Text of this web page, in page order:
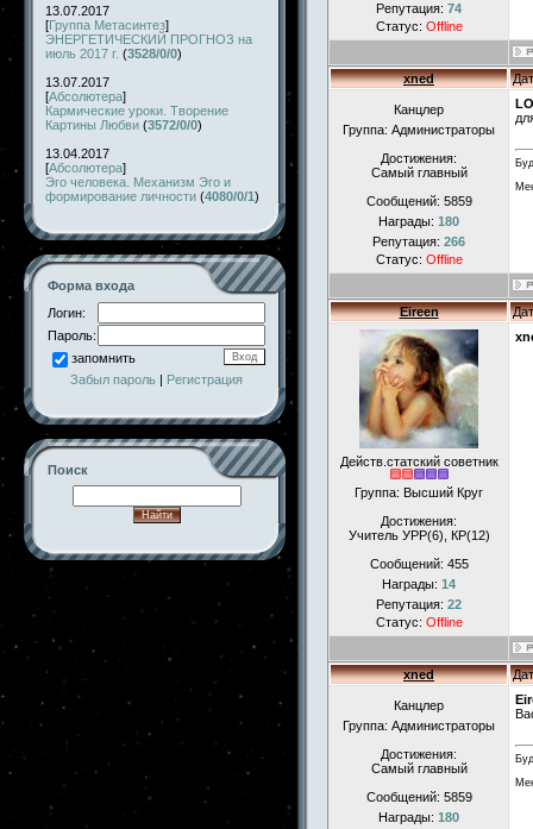
13.07.2017
[Группа Метасинтез]
ЭНЕРГЕТИЧЕСКИЙ ПРОГНОЗ на
июль 2017 г. (3528/0/0)
13.07.2017
[Абсолютера]
Кармические уроки. Творение
Картины Любви (3572/0/0)
13.04.2017
[Абсолютера]
Эго человека. Механизм Эго и
формирование личности (4080/0/1)
Форма входа
Логин:
Пароль:
запомнить
Забыл пароль | Регистрация
Поиск
Репутация: 74
Статус: Offline
xned
Канцлер
Группа: Администраторы
Достижения:
Самый главный
Сообщений: 5859
Награды: 180
Репутация: 266
Статус: Offline
Eireen
Действ.статский советник
Группа: Высший Круг
Достижения:
Учитель УРР(6), КР(12)
Сообщений: 455
Награды: 14
Репутация: 22
Статус: Offline
xned
Канцлер
Группа: Администраторы
Достижения:
Самый главный
Сообщений: 5859
Награды: 180